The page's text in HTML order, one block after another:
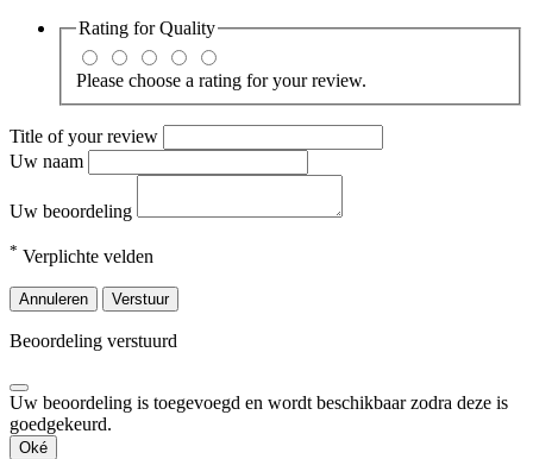
Rating forQuality
Please choose a rating for your review.
Title of your review
Uw naam
Uw beoordeling
* Verplichte velden
Annuleren Verstuur
Beoordeling verstuurd
Uw beoordeling is toegevoegd en wordt beschikbaar zodra deze is
goedgekeurd.
Oké